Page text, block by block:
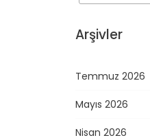
Arşivler
Temmuz 2026
Mayıs 2026
Nisan 2026